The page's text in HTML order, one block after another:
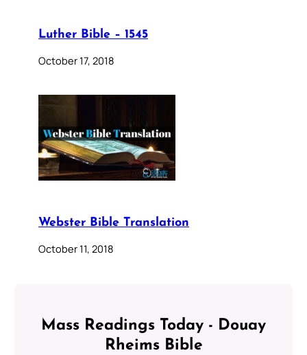
Luther Bible – 1545
October 17, 2018
Webster Bible Translation
October 11, 2018
Mass Readings Today - Douay
Rheims Bible